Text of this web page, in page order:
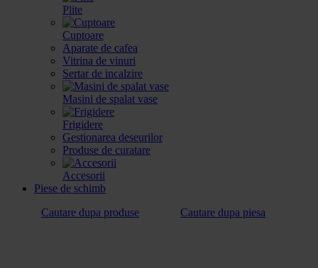
Plite
Cuptoare
Aparate de cafea
Vitrina de vinuri
Sertar de incalzire
Masini de spalat vase
Frigidere
Gestionarea deseurilor
Produse de curatare
Accesorii
Piese de schimb
Cautare dupa produse
Cautare dupa piesa